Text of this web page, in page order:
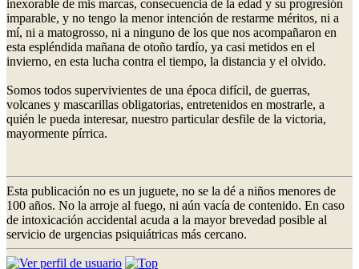
inexorable de mis marcas, consecuencia de la edad y su progresión
imparable, y no tengo la menor intención de restarme méritos, ni a
mí, ni a matogrosso, ni a ninguno de los que nos acompañaron en
esta espléndida mañana de otoño tardío, ya casi metidos en el
invierno, en esta lucha contra el tiempo, la distancia y el olvido.
Somos todos supervivientes de una época difícil, de guerras,
volcanes y mascarillas obligatorias, entretenidos en mostrarle, a
quién le pueda interesar, nuestro particular desfile de la victoria,
mayormente pírrica.
Esta publicación no es un juguete, no se la dé a niños menores de
100 años. No la arroje al fuego, ni aún vacía de contenido. En caso
de intoxicación accidental acuda a la mayor brevedad posible al
servicio de urgencias psiquiátricas más cercano.